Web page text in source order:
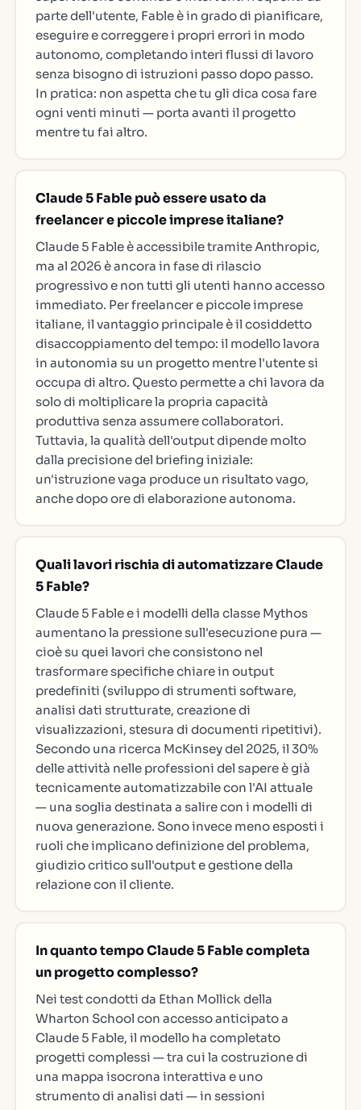
parte dell'utente, Fable è in grado di pianificare,
eseguire e correggere i propri errori in modo
autonomo, completando interi flussi di lavoro
senza bisogno di istruzioni passo dopo passo.
In pratica: non aspetta che tu gli dica cosa fare
ogni venti minuti — porta avanti il progetto
mentre tu fai altro.
Claude 5 Fable può essere usato da
freelancer e piccole imprese italiane?
Claude 5 Fable è accessibile tramite Anthropic,
ma al 2026 è ancora in fase di rilascio
progressivo e non tutti gli utenti hanno accesso
immediato. Per freelancer e piccole imprese
italiane, il vantaggio principale è il cosiddetto
disaccoppiamento del tempo: il modello lavora
in autonomia su un progetto mentre l'utente si
occupa di altro. Questo permette a chi lavora da
solo di moltiplicare la propria capacità
produttiva senza assumere collaboratori.
Tuttavia, la qualità dell'output dipende molto
dalla precisione del briefing iniziale:
un'istruzione vaga produce un risultato vago,
anche dopo ore di elaborazione autonoma.
Quali lavori rischia di automatizzare Claude
5 Fable?
Claude 5 Fable e i modelli della classe Mythos
aumentano la pressione sull'esecuzione pura —
cioè su quei lavori che consistono nel
trasformare specifiche chiare in output
predefiniti (sviluppo di strumenti software,
analisi dati strutturate, creazione di
visualizzazioni, stesura di documenti ripetitivi).
Secondo una ricerca McKinsey del 2025, il 30%
delle attività nelle professioni del sapere è già
tecnicamente automatizzabile con l'AI attuale
— una soglia destinata a salire con i modelli di
nuova generazione. Sono invece meno esposti i
ruoli che implicano definizione del problema,
giudizio critico sull'output e gestione della
relazione con il cliente.
In quanto tempo Claude 5 Fable completa
un progetto complesso?
Nei test condotti da Ethan Mollick della
Wharton School con accesso anticipato a
Claude 5 Fable, il modello ha completato
progetti complessi — tra cui la costruzione di
una mappa isocrona interattiva e uno
strumento di analisi dati — in sessioni